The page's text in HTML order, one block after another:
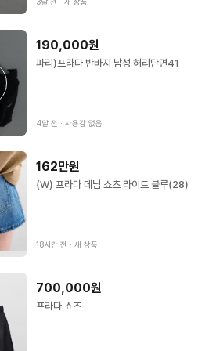
190,000원
파리)프라다 반바지 남성 허리단면41
4달 전 ∙ 사용감 없음
162만원
(W) 프라다 데님 쇼츠 라이트 블루(28)
18시간 전 ∙ 새 상품
700,000원
프라다 쇼츠